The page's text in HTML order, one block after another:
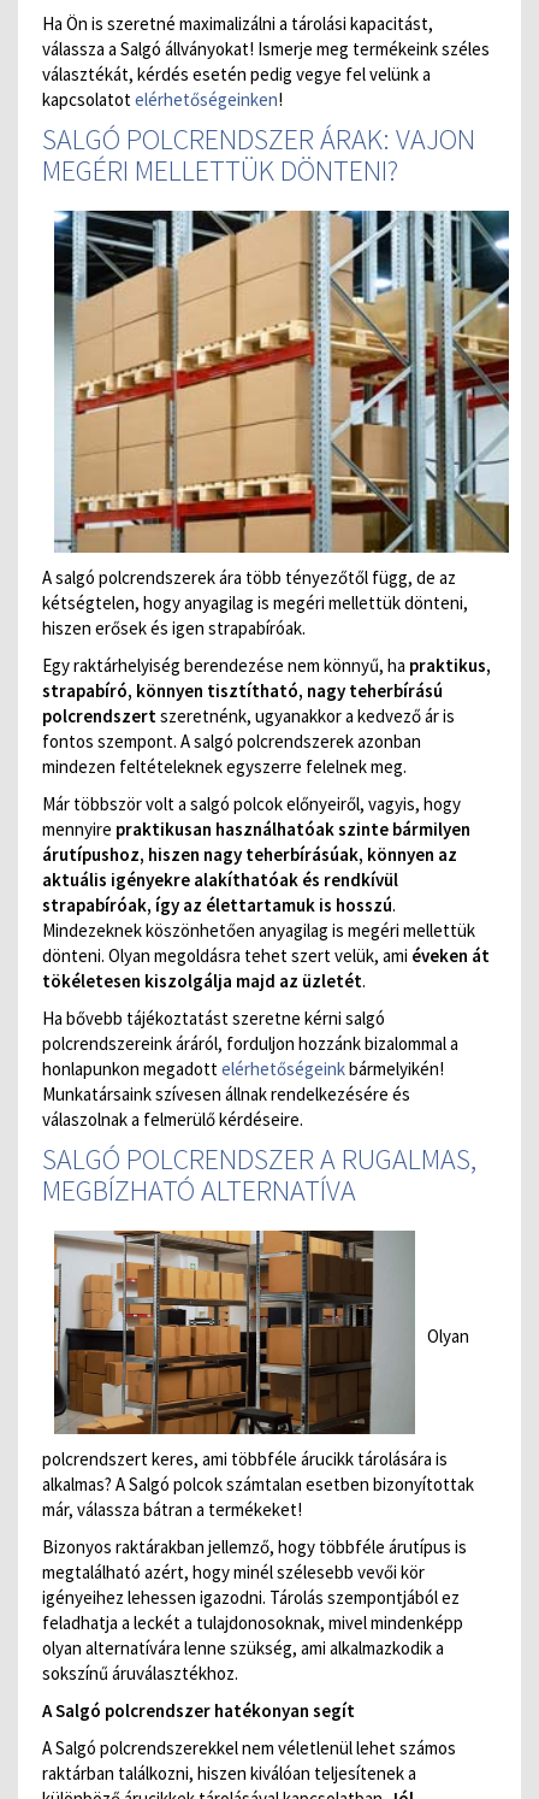
Ha Ön is szeretné maximalizálni a tárolási kapacitást,
válassza a Salgó állványokat! Ismerje meg termékeink széles
választékát, kérdés esetén pedig vegye fel velünk a
kapcsolatotelérhetőségeinken!
SALGÓ POLCRENDSZER ÁRAK: VAJON
MEGÉRI MELLETTÜK DÖNTENI?
A salgó polcrendszerek ára több tényezőtől függ, de az
kétségtelen, hogy anyagilag is megéri mellettük dönteni,
hiszen erősek és igen strapabíróak.
Egy raktárhelyiség berendezése nem könnyű, ha praktikus,
strapabíró, könnyen tisztítható, nagy teherbírású
polcrendszertszeretnénk, ugyanakkor a kedvező ár is
fontos szempont. A salgó polcrendszerek azonban
mindezen feltételeknek egyszerre felelnek meg.
Már többször volt a salgó polcok előnyeiről, vagyis, hogy
mennyire praktikusan használhatóak szinte bármilyen
árutípushoz, hiszen nagy teherbírásúak, könnyen az
aktuális igényekre alakíthatóak és rendkívül
strapabíróak, így az élettartamuk is hosszú.
Mindezeknek köszönhetően anyagilag is megéri mellettük
dönteni. Olyan megoldásra tehet szert velük, ami éveken át
tökéletesen kiszolgálja majd az üzletét.
Ha bővebb tájékoztatást szeretne kérni salgó
polcrendszereink áráról, forduljon hozzánk bizalommal a
honlapunkon megadottelérhetőségeinkbármelyikén!
Munkatársaink szívesen állnak rendelkezésére és
válaszolnak a felmerülő kérdéseire.
SALGÓ POLCRENDSZER A RUGALMAS,
MEGBÍZHATÓ ALTERNATÍVA
Olyan
polcrendszert keres, ami többféle árucikk tárolására is
alkalmas? A Salgó polcok számtalan esetben bizonyítottak
már, válassza bátran a termékeket!
Bizonyos raktárakban jellemző, hogy többféle árutípus is
megtalálható azért, hogy minél szélesebb vevői kör
igényeihez lehessen igazodni. Tárolás szempontjából ez
feladhatja a leckét a tulajdonosoknak, mivel mindenképp
olyan alternatívára lenne szükség, ami alkalmazkodik a
sokszínű áruválasztékhoz.
A Salgó polcrendszer hatékonyan segít
A Salgó polcrendszerekkel nem véletlenül lehet számos
raktárban találkozni, hiszen kiválóan teljesítenek a